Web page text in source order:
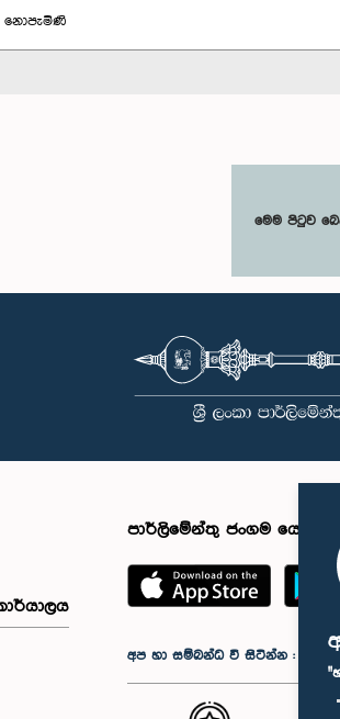
නොපැමිණි
මෙම පිටුව
පාර්ලිමේන්තු ජංගම යෙදුම
අප හා සම්බන්ධ වී සිටින්න :